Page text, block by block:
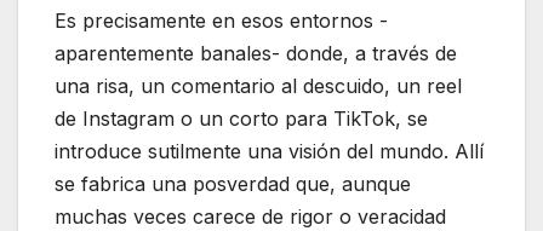
Es precisamente en esos entornos -
aparentemente banales- donde, a través de
una risa, un comentario al descuido, un reel
de Instagram o un corto para TikTok, se
introduce sutilmente una visión del mundo. Allí
se fabrica una posverdad que, aunque
muchas veces carece de rigor o veracidad